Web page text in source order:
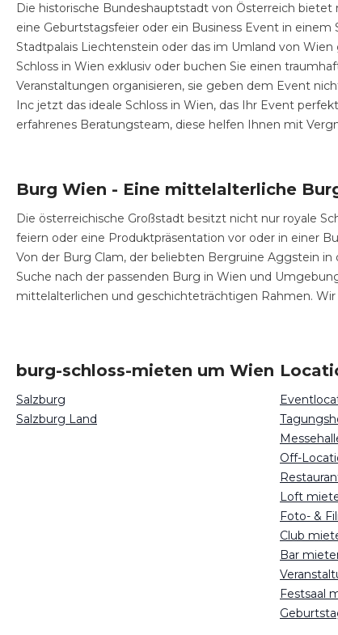
Die historische Bundeshauptstadt von Österreich
eine Geburtstagsfeier oder ein Business Event in
Stadtpalais Liechtenstein oder das im Umland von
Schloss in Wien exklusiv oder buchen Sie einen
Veranstaltungen organisieren, sie geben dem Event
Inc jetzt das ideale Schloss in Wien, das Ihr Event
erfahrenes Beratungsteam, diese helfen Ihnen mit
Burg Wien - Eine mittelalterliche
Die österreichische Großstadt besitzt nicht nur royale
feiern oder eine Produktpräsentation vor oder in einer
Von der Burg Clam, der beliebten Bergruine Aggstein
Suche nach der passenden Burg in Wien und
mittelalterlichen und geschichteträchtigen Rahmen.
burg-schloss-mieten um Wien
Salzburg
Salzburg Land
Off-
Loft
Foto- &
Club
Bar
Festsaal